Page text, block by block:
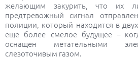
желающим закурить, что их
предтревожный сигнал
полиции, который находится в
еще более смелое будущее –
оснащен метательными
слезоточивым газом.